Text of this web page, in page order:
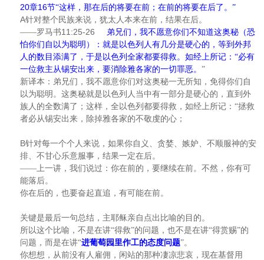
20章16节“这样，那在后的将要在前；在前的将要在后了。”
A针对整个民族来说，犹太人本来在前，结果在后。
——罗马书11:25-26 弟兄们，我不愿意你们不知道这奥秘（恐
怕你们自以为聪明）：就是以色列人有几分是硬心的，等到外邦
人的数目添满了，于是以色列全家都要得救。如经上所记：“必有
一位救主从锡安出来，要消除雅各家的一切罪恶。 ”
新译本：弟兄们，我不愿意你们对这奥秘一无所知，免得你们自
以为聪明。这奥秘就是以色列人当中有一部分是硬心的，直到外
族人的全数满了；这样，全以色列都要得救，如经上所记：“拯救
者必从锡安出来，除掉雅各家的不敬虔的心；
B针对每一个个人来说，如果你自义、贪婪、嫉妒、不顺服神的安
排、不甘心乐意服事，结果一定在后。
——上一讲，我们说过：你在前的，要继续在前。不然，你有可
能落后。
你在后的，也要奋起直追，有可能在前。
关键是最后一句总结，主耶稣亲自点出比喻的目的。
所以这个比喻，不是在讲“得救”的问题，也不是在讲“得赏赐”的
问题，而是在讲“进葡萄园里作工的态度问题”。
你想想，从前没有人雇佣，闲站的那种凄凉悲哀，现在基督用